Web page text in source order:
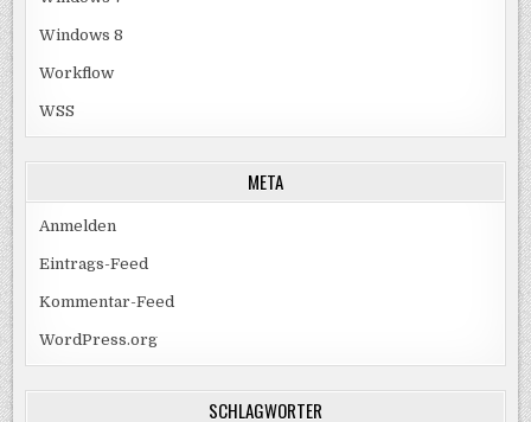
Windows 8
Workflow
WSS
META
Anmelden
Eintrags-Feed
Kommentar-Feed
WordPress.org
SCHLAGWÖRTER